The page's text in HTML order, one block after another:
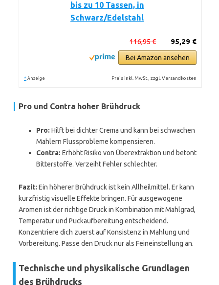
bis zu 10 Tassen, in
Schwarz/Edelstahl
95,29 €
116,95 €
Bei Amazon ansehen
* Anzeige Preis inkl. MwSt., zzgl. Versandkosten
Pro und Contra hoher Brühdruck
Pro: Hilft bei dichter Crema und kann bei schwachen
Mahlern Flussprobleme kompensieren.
Contra: Erhöht Risiko von Überextraktion und betont
Bitterstoffe. Verzeiht Fehler schlechter.
Fazit: Ein höherer Brühdruck ist kein Allheilmittel. Er kann
kurzfristig visuelle Effekte bringen. Für ausgewogene
Aromen ist der richtige Druck in Kombination mit Mahlgrad,
Temperatur und Puckaufbereitung entscheidend.
Konzentriere dich zuerst auf Konsistenz in Mahlung und
Vorbereitung. Passe den Druck nur als Feineinstellung an.
Technische und physikalische Grundlagen
des Brühdrucks